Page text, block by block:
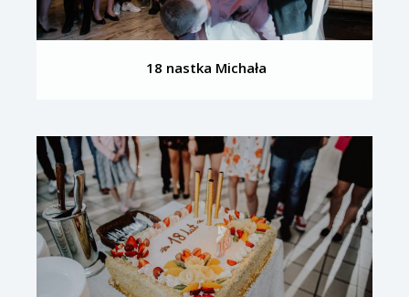
18 nastka Michała